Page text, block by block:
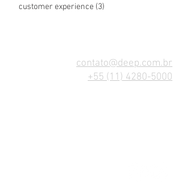
customer experience (3)
contato@deep.com.br
+55 (11) 4280-5000